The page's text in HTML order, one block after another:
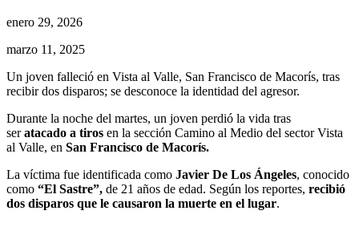
enero 29, 2026
marzo 11, 2025
Un joven falleció en Vista al Valle, San Francisco de Macorís, tras
recibir dos disparos; se desconoce la identidad del agresor.
Durante la noche del martes, un joven perdió la vida tras
seratacado a tiros en la sección Camino al Medio del sector Vista
al Valle, en San Francisco de Macorís.
La víctima fue identificada como Javier De Los Ángeles, conocido
como “El Sastre”, de 21 años de edad. Según los reportes, recibió
dos disparos que le causaron la muerte en el lugar.